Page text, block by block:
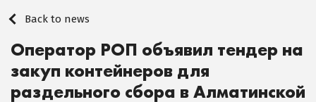
Back to news
Оператор РОП объявил тендер на
закуп контейнеров для
раздельного сбора в Алматинской